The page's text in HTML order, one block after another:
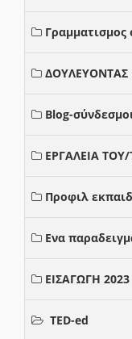
ΔΟΥΛΕΥΟΝΤΑΣ
Blog-
ΕΡΓΑΛΕΙΑ
Προφιλ
Ενα
ΕΙΣΑΓΩΓΗ 2023
TED-ed